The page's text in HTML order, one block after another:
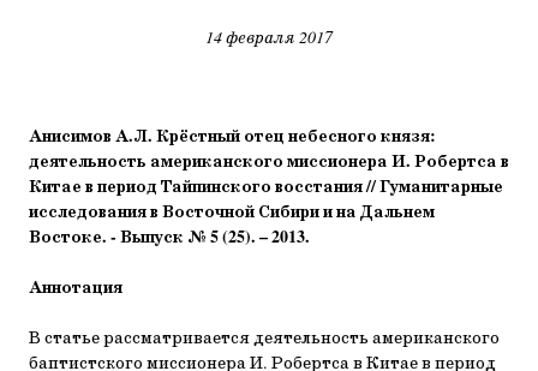
14 февраля 2017
Анисимов А.Л. Крёстный отец небесного князя:
деятельность американского миссионера И. Робертса в
Китае в период Тайпинского восстания // Гуманитарные
исследования в Восточной Сибири и на Дальнем
Востоке. - Выпуск № 5 (25). – 2013.
Аннотация
В статье рассматривается деятельность американского
баптистского миссионера И. Робертса в Китае в период